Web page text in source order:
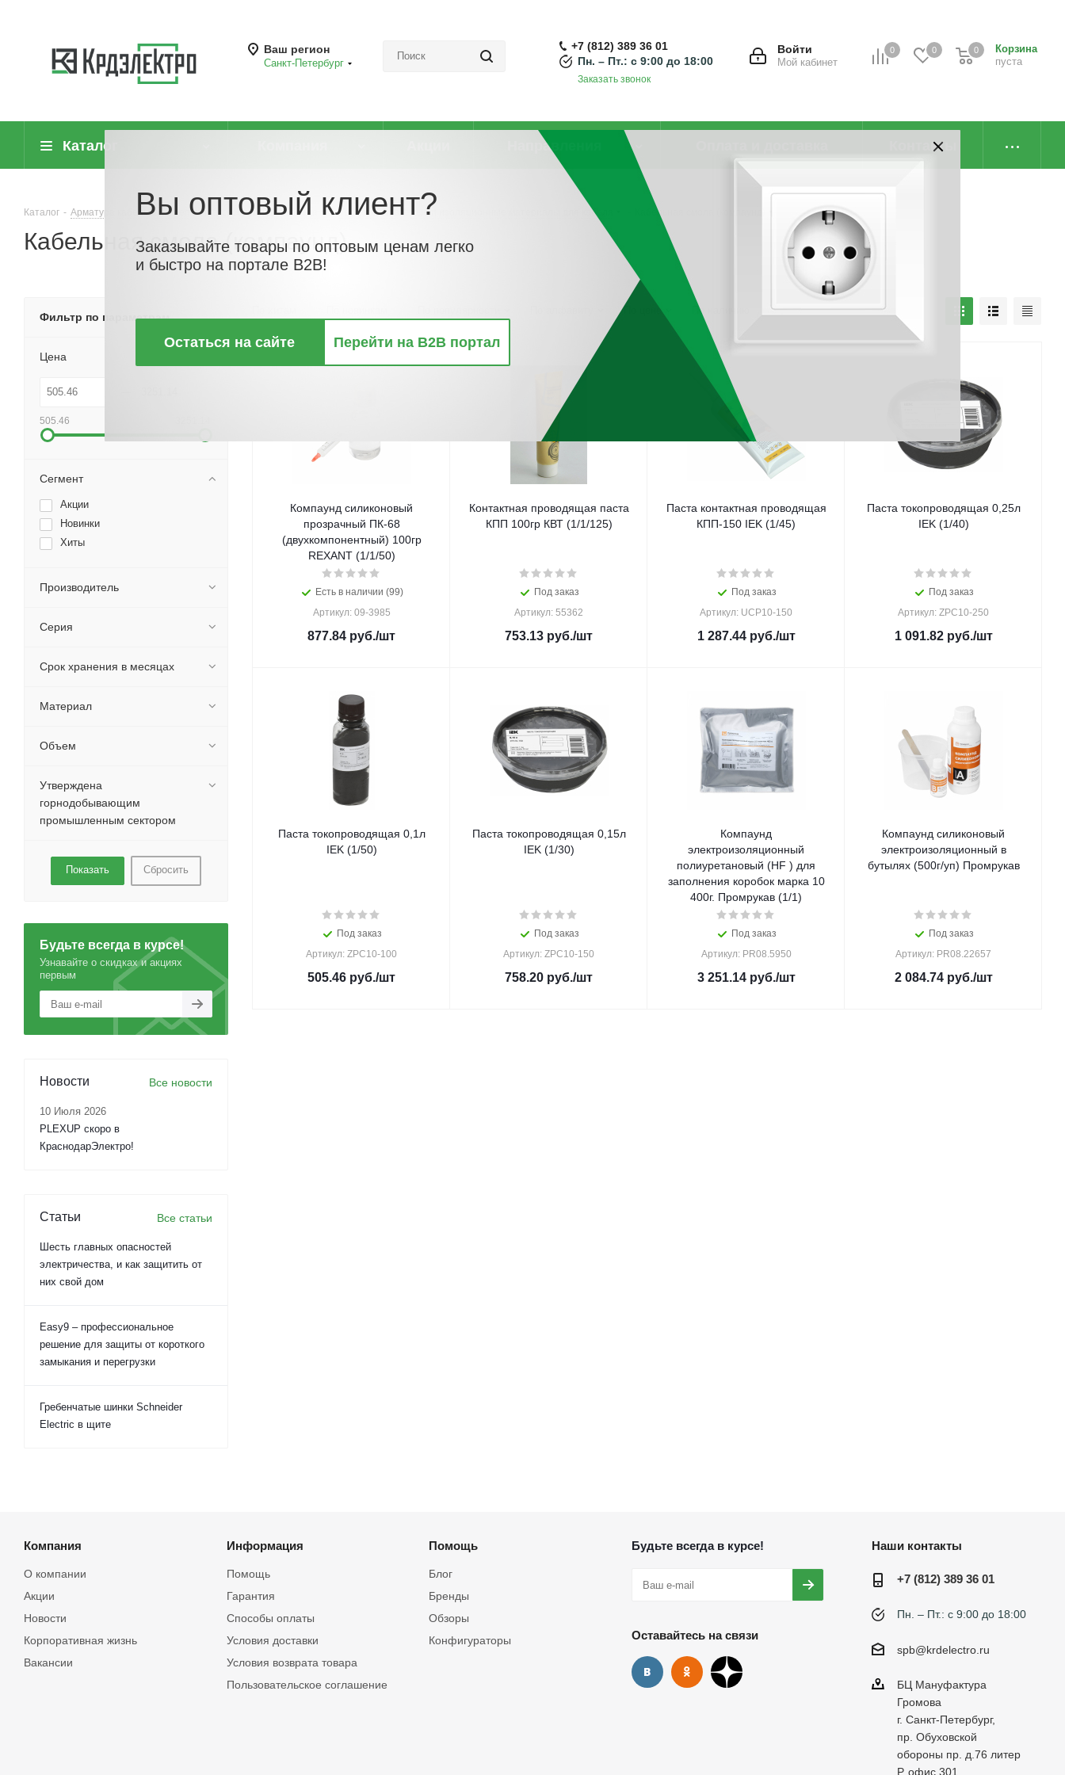
Ваш регион
Санкт-Петербург
0 0
Корзина
пуста
0
Войти
Мой кабинет
+7 (812) 389 36 01
Пн. – Пт.: с 9:00 до 18:00
Заказать звонок
Каталог Направления Контакты
Каталог - Арматура кабельная, крепеж и аксессуары для кабеля - Термоусаживаемые и изоляционные материалы для кабеля Кабельная смола (компаунд)
Кабельная смола (компаунд)
По цене По наличию
Компаунд силиконовый
прозрачный ПК-68
(двухкомпонентный) 100гр
REXANT (1/1/50)
Есть в наличии (99)
Артикул: 09-3985
877.84 руб./шт
Контактная проводящая паста
КПП 100гр КВТ (1/1/125)
Под заказ
Артикул: 55362
753.13 руб./шт
Паста контактная проводящая
КПП-150 IEK (1/45)
Под заказ
Артикул: UCP10-150
1 287.44руб./шт
Паста токопроводящая 0,25л
IEK (1/40)
Под заказ
Артикул: ZPC10-250
1 091.82руб./шт
Паста токопроводящая 0,1л
IEK (1/50)
Под заказ
Артикул: ZPC10-100
505.46 руб./шт
Паста токопроводящая 0,15л
IEK (1/30)
Под заказ
Артикул: ZPC10-150
758.20 руб./шт
Компаунд
электроизоляционный
полиуретановый (HF ) для
заполнения коробок марка 10
400г. Промрукав (1/1)
Под заказ
Артикул: PR08.5950
3 251.14руб./шт
Компаунд силиконовый
электроизоляционный в
бутылях (500г/уп) Промрукав
Под заказ
Артикул: PR08.22657
2 084.74руб./шт
Фильтр по параметрам
Цена
505.46
Сегмент
Акции
Новинки
Хиты
Производитель
Серия
Срок хранения в месяцах
Материал
Объем
Утверждена
горнодобывающим
промышленным сектором
Сбросить
Будьте всегда в курсе!
Узнавайте о скидках и акциях
первым
Новости Все новости
10 Июля 2026
PLEXUP скоро в
КраснодарЭлектро!
Статьи Все статьи
Шесть главных опасностей
электричества, и как защитить от
них свой дом
Easy9 – профессиональное
решение для защиты от короткого
замыкания и перегрузки
Гребенчатые шинки Schneider
Electric в щите
Компания
О компании
Акции
Новости
Корпоративная жизнь
Вакансии
Информация
Помощь
Гарантия
Способы оплаты
Условия доставки
Условия возврата товара
Пользовательское соглашение
Помощь
Блог
Бренды
Обзоры
Конфигураторы
Будьте всегда в курсе!
Оставайтесь на связи
Наши контакты
+7 (812) 389 36 01
Пн. – Пт.: с 9:00 до 18:00
spb@krdelectro.ru
БЦ Мануфактура
Громова
г. Санкт-Петербург,
пр. Обуховской
обороны пр. д.76 литер
Р, офис 301
Вы оптовый клиент?
Заказывайте товары по оптовым ценам легко
и быстро на портале B2B!
Остаться на сайте Перейти на B2B портал